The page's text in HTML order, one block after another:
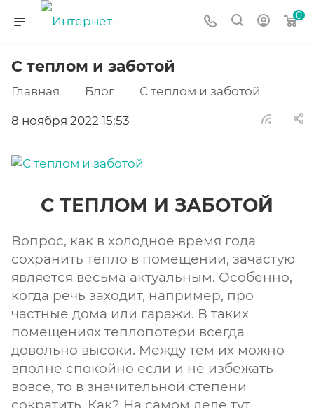
0
С теплом и заботой
Главная — Блог — С теплом и заботой
8 ноября 2022 15:53
С ТЕПЛОМ И ЗАБОТОЙ
Вопрос, как в холодное время года
сохранить тепло в помещении, зачастую
является весьма актуальным. Особенно,
когда речь заходит, например, про
частные дома или гаражи. В таких
помещениях теплопотери всегда
довольно высоки. Между тем их можно
вполне спокойно если и не избежать
вовсе, то в значительной степени
сократить. Как? На самом деле тут